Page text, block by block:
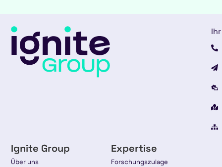
Ignite Group
Über uns
Expertise
Forschungszulage